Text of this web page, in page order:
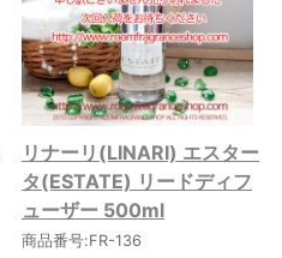
リナーリ(LINARI) エスター
タ(ESTATE) リードディフ
ューザー 500ml
商品番号:FR-136